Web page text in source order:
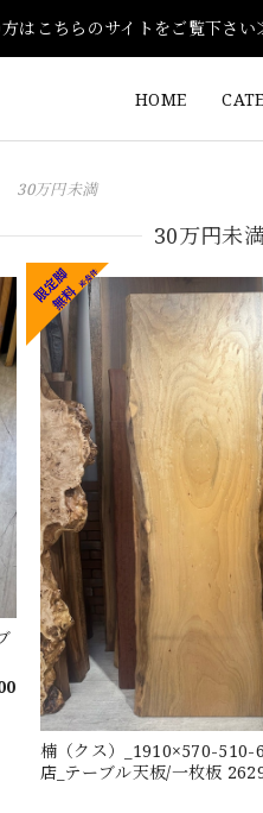
はこちらのサイトをご覧下さ
HOME
30万円未満
30万円未
楠（クス）_1910×570-510-
店_テーブル天板/一枚板